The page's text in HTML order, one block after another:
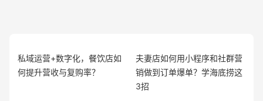
私域运营+数字化，餐饮店如
何提升营收与复购率？
夫妻店如何用小程序和社群营
销做到订单爆单？学海底捞这
3招